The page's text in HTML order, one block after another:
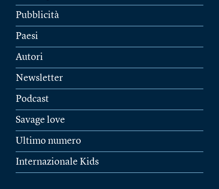
Pubblicità
Paesi
Autori
Newsletter
Podcast
Savage love
Ultimo numero
Internazionale Kids